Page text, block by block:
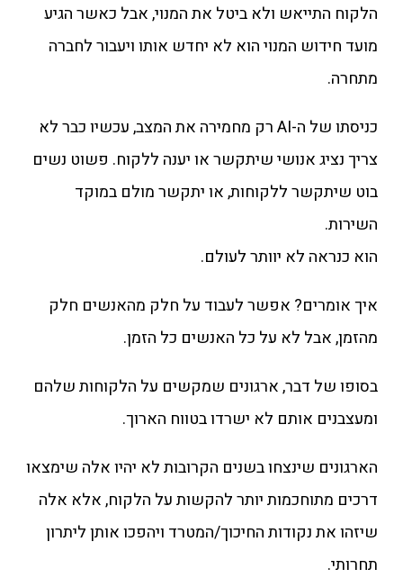
הלקוח התייאש ולא ביטל את המנוי, אבל כאשר הגיע
מועד חידוש המנוי הוא לא יחדש אותו ויעבור לחברה
מתחרה.
כניסתו של ה-AI רק מחמירה את המצב, עכשיו כבר לא
צריך נציג אנושי שיתקשר או יענה ללקוח. פשוט נשים
בוט שיתקשר ללקוחות, או יתקשר מולם במוקד
השירות.
הוא כנראה לא יוותר לעולם.
איך אומרים? אפשר לעבוד על חלק מהאנשים חלק
מהזמן, אבל לא על כל האנשים כל הזמן.
בסופו של דבר, ארגונים שמקשים על הלקוחות שלהם
ומעצבנים אותם לא ישרדו בטווח הארוך.
הארגונים שינצחו בשנים הקרובות לא יהיו אלה שימצאו
דרכים מתוחכמות יותר להקשות על הלקוח, אלא אלה
שיזהו את נקודות החיכוך/המטרד ויהפכו אותן ליתרון
תחרותי.